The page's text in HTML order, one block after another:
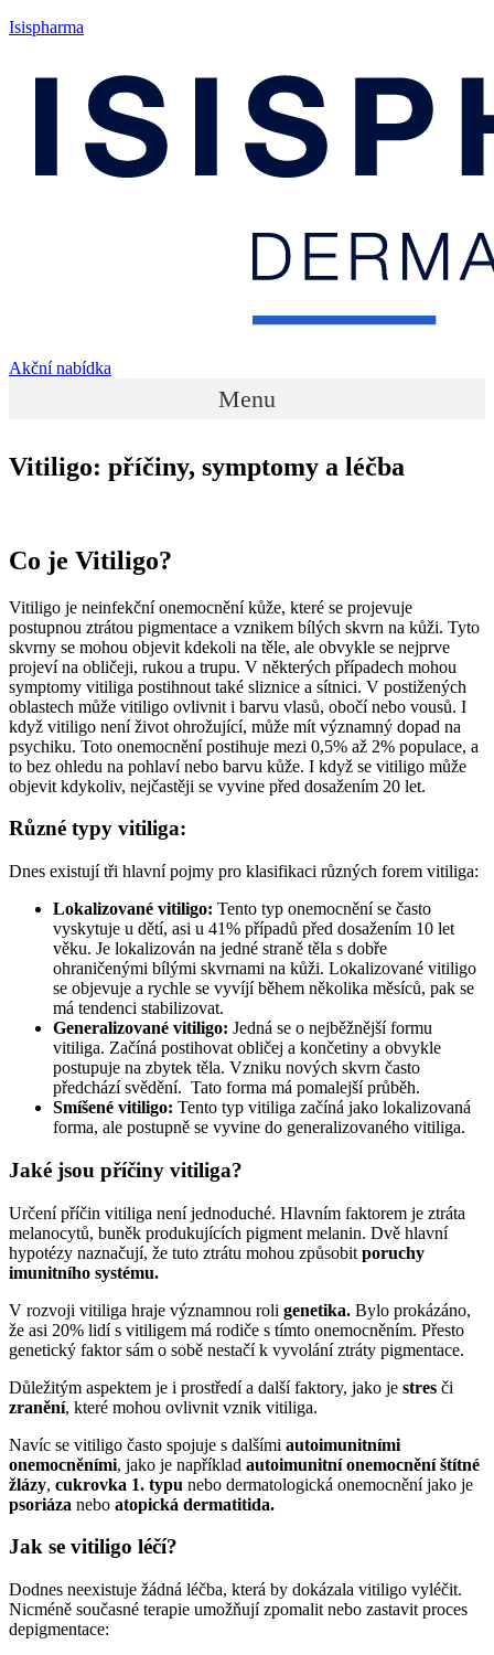
Isispharma
Akční nabídka
Menu
Vitiligo: příčiny, symptomy a léčba
Co je Vitiligo?
Vitiligo je neinfekční onemocnění kůže, které se projevuje
postupnou ztrátou pigmentace a vznikem bílých skvrn na kůži. Tyto
skvrny se mohou objevit kdekoli na těle, ale obvykle se nejprve
projeví na obličeji, rukou a trupu. V některých případech mohou
symptomy vitiliga postihnout také sliznice a sítnici. V postižených
oblastech může vitiligo ovlivnit i barvu vlasů, obočí nebo vousů. I
když vitiligo není život ohrožující, může mít významný dopad na
psychiku. Toto onemocnění postihuje mezi 0,5% až 2% populace, a
to bez ohledu na pohlaví nebo barvu kůže. I když se vitiligo může
objevit kdykoliv, nejčastěji se vyvine před dosažením 20 let.
Různé typy vitiliga:
Dnes existují tři hlavní pojmy pro klasifikaci různých forem vitiliga:
Lokalizované vitiligo: Tento typ onemocnění se často
vyskytuje u dětí, asi u 41% případů před dosažením 10 let
věku. Je lokalizován na jedné straně těla s dobře
ohraničenými bílými skvrnami na kůži. Lokalizované vitiligo
se objevuje a rychle se vyvíjí během několika měsíců, pak se
má tendenci stabilizovat.
Generalizované vitiligo: Jedná se o nejběžnější formu
vitiliga. Začíná postihovat obličej a končetiny a obvykle
postupuje na zbytek těla. Vzniku nových skvrn často
předchází svědění. Tato forma má pomalejší průběh.
Smíšené vitiligo: Tento typ vitiliga začíná jako lokalizovaná
forma, ale postupně se vyvine do generalizovaného vitiliga.
Jaké jsou příčiny vitiliga?
Určení příčin vitiliga není jednoduché. Hlavním faktorem je ztráta
melanocytů, buněk produkujících pigment melanin. Dvě hlavní
hypotézy naznačují, že tuto ztrátu mohou způsobit poruchy
imunitního systému.
V rozvoji vitiliga hraje významnou roli genetika. Bylo prokázáno,
že asi 20% lidí s vitiligem má rodiče s tímto onemocněním. Přesto
genetický faktor sám o sobě nestačí k vyvolání ztráty pigmentace.
Důležitým aspektem je i prostředí a další faktory, jako je stres či
zranění, které mohou ovlivnit vznik vitiliga.
Navíc se vitiligo často spojuje s dalšími autoimunitními
onemocněními, jako je například autoimunitní onemocnění štítné
žlázy, cukrovka 1. typu nebo dermatologická onemocnění jako je
psoriáza nebo atopická dermatitida.
Jak se vitiligo léčí?
Dodnes neexistuje žádná léčba, která by dokázala vitiligo vyléčit.
Nicméně současné terapie umožňují zpomalit nebo zastavit proces
depigmentace: